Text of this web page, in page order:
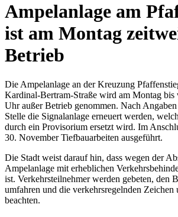
Ampelanlage am
ist am Montag
Betrieb
Die Ampelanlage an der Kreuzung
Kardinal-Bertram-Straße wird am Montag bis
Uhr außer Betrieb genommen. Nach
Stelle die Signalanlage erneuert werden,
durch ein Provisorium ersetzt wird. Im
30. November Tiefbauarbeiten ausgeführt.
Die Stadt weist darauf hin, dass wegen der
Ampelanlage mit erheblichen
ist. Verkehrsteilnehmer werden gebeten, den
umfahren und die verkehrsregelnden Zeichen
beachten.